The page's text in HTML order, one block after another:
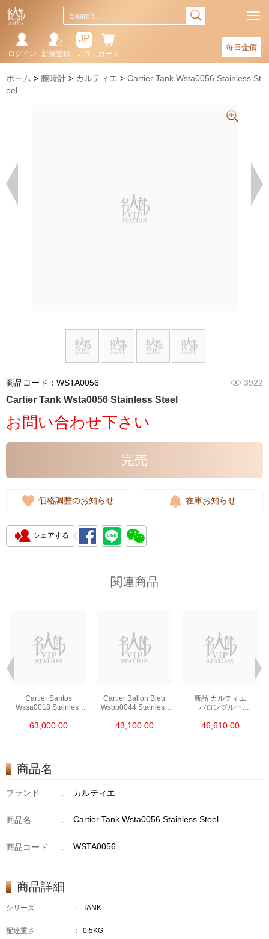
每日金價
カート
JP
JPY
新規登録
ログイン
ホーム 腕時計 カルティエ
Cartier Tank Wsta0056 Stainless St
eel
商品コード：WSTA0056 3922
Cartier Tank Wsta0056 Stainless Steel
お問い合わせ下さい
完売
価格調整のお知らせ 在庫お知らせ
シェアする
関連商品
Cartier Santos
Wssa0018 Stainless
63,000.00
Cartier Ballon Bleu
Wsbb0044 Stainless
43,100.00
新品 カルティエ
バロンブルー
クォーツ We902073
46,610.00
商品名
ブランド : カルティエ
商品名 : Cartier Tank Wsta0056 Stainless Steel
商品コード : WSTA0056
商品詳細
シリーズ ： TANK
配達重さ ： 0.5KG